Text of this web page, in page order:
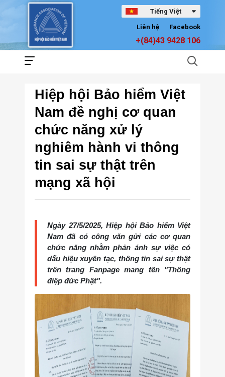
Tiếng Việt
Facebook
Liên hệ
+(84)43 9428 106
Hiệp hội Bảo hiểm Việt
Nam đề nghị cơ quan
chức năng xử lý
nghiêm hành vi thông
tin sai sự thật trên
mạng xã hội
Ngày 27/5/2025, Hiệp hội Bảo hiểm Việt
Nam đã có công văn gửi các cơ quan
chức năng nhằm phản ánh sự việc có
dấu hiệu xuyên tạc, thông tin sai sự thật
trên trang Fanpage mang tên "Thông
điệp đức Phật".